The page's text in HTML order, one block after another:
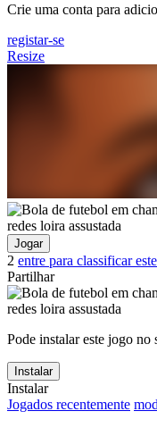
Crie uma conta para
registar-se
Resize
Jogar
2 entre para classificar
Partilhar
Pode instalar este jogo no
Instalar
Instalar
Jogados recentemente